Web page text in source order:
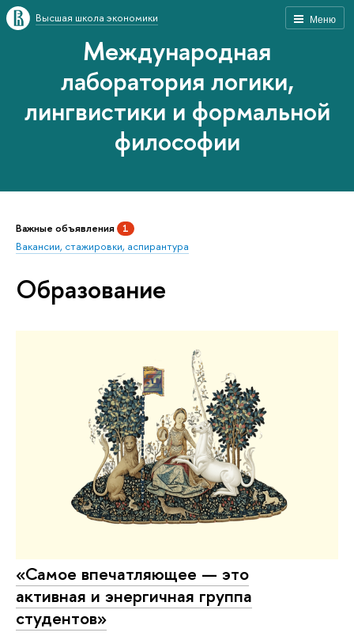
Меню
Высшая школа экономики
Международная
лаборатория логики,
лингвистики и формальной
философии
Важные объявления 1
Вакансии, стажировки, аспирантура
Образование
«Самое впечатляющее — это
активная и энергичная группа
студентов»